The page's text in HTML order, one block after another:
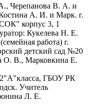
Черепанова В. А. и
А. И. и Марк. г.
корпус 3, 1
Кукелева Н. Е.
работа) г.
детский сад №20
О. В., Марковкина Е.
2"А"класса, ГБОУ РК
Учитель
Л. Е.